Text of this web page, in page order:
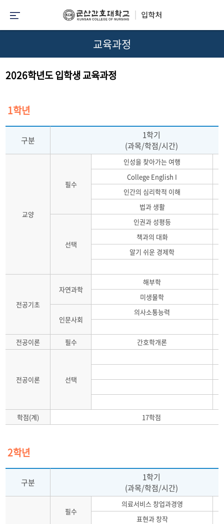
교육과정
2026학년도 입학생 교육과정
1학년
구분
1학기
(과목/학점/시간)
교양
필수
인성을 찾아가는 여행
College English I
인간의 심리학적 이해
법과 생활
선택
인권과 성평등
책과의 대화
알기 쉬운 경제학
전공기초
자연과학
해부학
미생물학
인문사회
의사소통능력
전공이론 필수 간호학개론
전공이론 선택
학점(계) 17학점
2학년
구분
1학기
(과목/학점/시간)
필수
의료서비스 창업과경영
표현과 창작